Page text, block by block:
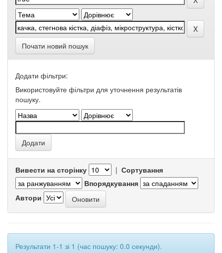
Почати новий пошук
Додати фільтри:
Використовуйте фільтри для уточнення результатів
пошуку.
Вивести на сторінку | Сортування
Впорядкування
Автори
Результати 1-1 зі 1 (час пошуку: 0.0 секунди).